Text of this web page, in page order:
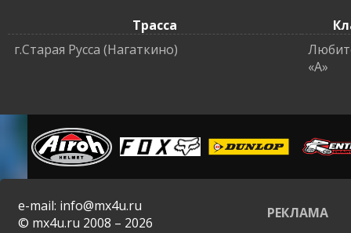
Трасса
г.Старая Русса (Нагаткино)
«A»
e-mail: info@mx4u.ru
© mx4u.ru 2008 – 2026
РЕКЛАМА